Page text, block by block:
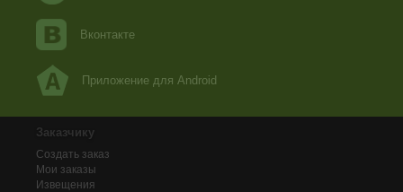
Вконтакте
Приложение для Android
Заказчику
Создать заказ
Мои заказы
Извещения